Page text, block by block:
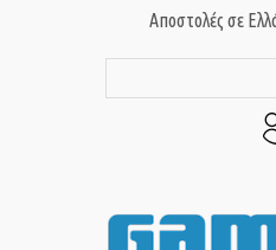
Αποστολές σε